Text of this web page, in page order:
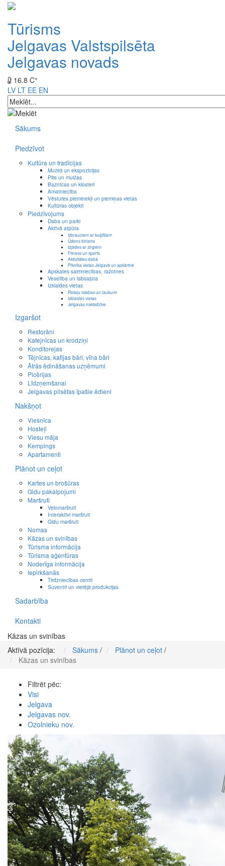
Tūrisms
Jelgavas Valstspilsēta
Jelgavas novads
16.8 C°
LV LT EE EN
Sākums
Piedzīvot
Kultūra un tradīcijas
Muzeji un ekspozīcijas
Pilis un muižas
Baznīcas un klosteri
Amatniecība
Vēstures pieminekļi un piemiņas vietas
Kultūras objekti
Piedzīvojums
Daba un parki
Aktīvā atpūta
Izbraucieni ar kuģīšiem
Ūdens tūrisms
Izjādes ar zirgiem
Fitness un sports
Aktivitātes dabā
Piknika vietas Jelgavā un apkārtnē
Apskates saimniecības, ražotnes
Veselība un labsajūta
Izklaides vietas
Rotaļu istabas un laukumi
Izklaides vietas
Jelgavas naktsdzīve
Izgaršot
Restorāni
Kafejnīcas un krodziņi
Konditorejas
Tējnīcas, kafijas bāri, vīna bāri
Ātrās ēdināšanas uzņēmumi
Picērijas
Līdzņemšanai
Jelgavas pilsētas īpašie ēdieni
Nakšņot
Viesnīca
Hosteļi
Viesu māja
Kempings
Apartamenti
Plānot un ceļot
Kartes un brošūras
Gidu pakalpojumi
Maršruti
Velomaršruti
Interaktīvi maršruti
Gidu maršruti
Nomas
Kāzas un svinības
Tūrisma informācija
Tūrisma aģentūras
Noderīga informācija
Iepirkšanās
Tirdzniecības centri
Suvenīri un vietējā produkcijas
Sadarbība
Kontakti
Kāzas un svinības
Aktīvā pozīcija:
Sākums / Plānot un ceļot /
Kāzas un svinības
Filtrēt pēc:
Visi
Jelgava
Jelgavas nov.
Ozolnieku nov.